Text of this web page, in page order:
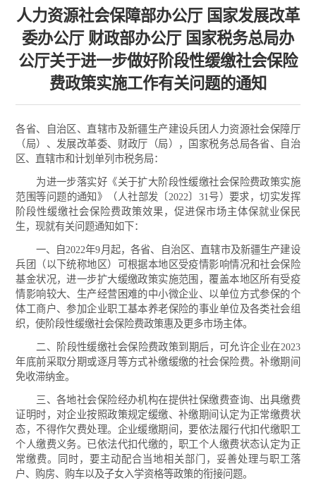
人力资源社会保障部办公厅 国家发展改革
委办公厅 财政部办公厅 国家税务总局办
公厅关于进一步做好阶段性缓缴社会保险
费政策实施工作有关问题的通知
各省、自治区、直辖市及新疆生产建设兵团人力资源社会保障厅
（局）、发展改革委、财政厅（局），国家税务总局各省、自治
区、直辖市和计划单列市税务局：
为进一步落实好《关于扩大阶段性缓缴社会保险费政策实施
范围等问题的通知》（人社部发〔2022〕31号）要求，切实发挥
阶段性缓缴社会保险费政策效果，促进保市场主体保就业保民
生，现就有关问题通知如下：
一、自2022年9月起，各省、自治区、直辖市及新疆生产建设
兵团（以下统称地区）可根据本地区受疫情影响情况和社会保险
基金状况，进一步扩大缓缴政策实施范围，覆盖本地区所有受疫
情影响较大、生产经营困难的中小微企业、以单位方式参保的个
体工商户、参加企业职工基本养老保险的事业单位及各类社会组
织，使阶段性缓缴社会保险费政策惠及更多市场主体。
二、阶段性缓缴社会保险费政策到期后，可允许企业在2023
年底前采取分期或逐月等方式补缴缓缴的社会保险费。补缴期间
免收滞纳金。
三、各地社会保险经办机构在提供社保缴费查询、出具缴费
证明时，对企业按照政策规定缓缴、补缴期间认定为正常缴费状
态，不得作欠费处理。企业缓缴期间，要依法履行代扣代缴职工
个人缴费义务。已依法代扣代缴的，职工个人缴费状态认定为正
常缴费。同时，要主动配合当地相关部门，妥善处理与职工落
户、购房、购车以及子女入学资格等政策的衔接问题。